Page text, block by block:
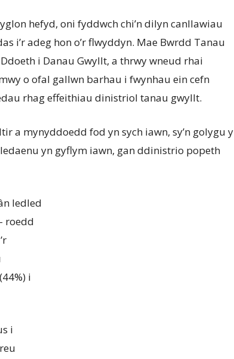
hefyd, oni fyddwch chi’n dilyn canllawiau
i’r adeg hon o’r flwyddyn. Mae Bwrdd Tanau
i Danau Gwyllt, a thrwy wneud rhai
o ofal gallwn barhau i fwynhau ein cefn
rhag effeithiau dinistriol tanau gwyllt.
a mynyddoedd fod yn sych iawn, sy’n golygu y
yn gyflym iawn, gan ddinistrio popeth
ledled
roedd
i
i